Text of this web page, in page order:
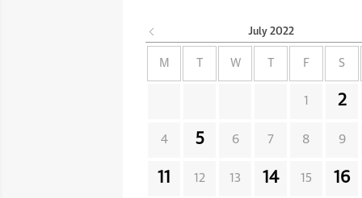
July 2022
M W F S
1 2
4 5 6 7 8 9
11 12 13 14 15 16